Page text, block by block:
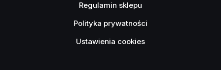
Regulamin sklepu
Polityka prywatności
Ustawienia cookies